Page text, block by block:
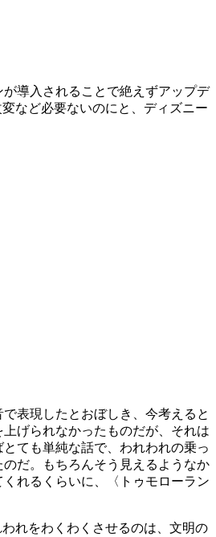
導入されることで絶えずアップデ
など必要ないのにと、ディズニー
表現したとおぼしき、今考えると
げられなかったものだが、それは
ても単純な話で、われわれの乗っ
だ。もちろんそう見えるようなか
れるくらいに、〈トゥモローラン
れをわくわくさせるのは、文明の